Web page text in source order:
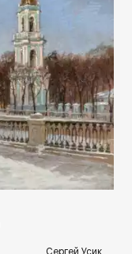
rakovgallery.ru
Сергей Усик